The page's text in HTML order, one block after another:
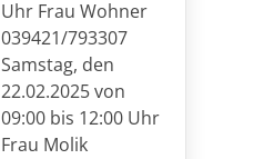
Uhr Frau Wohner
039421/793307
Samstag, den
22.02.2025 von
09:00 bis 12:00 Uhr
Frau Molik